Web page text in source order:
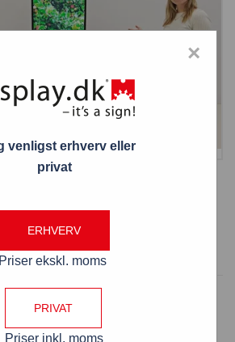
43″ Samsung
over 800 kr. ekskl. moms
venligst erhverv eller
privat
ERHVERV
Priser ekskl. moms
PRIVAT
Priser inkl. moms
×